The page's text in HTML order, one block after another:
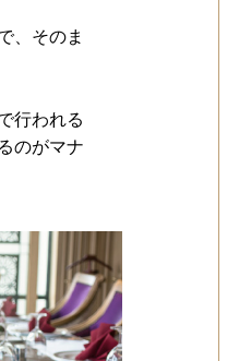
、そのま
行われる
のがマナ